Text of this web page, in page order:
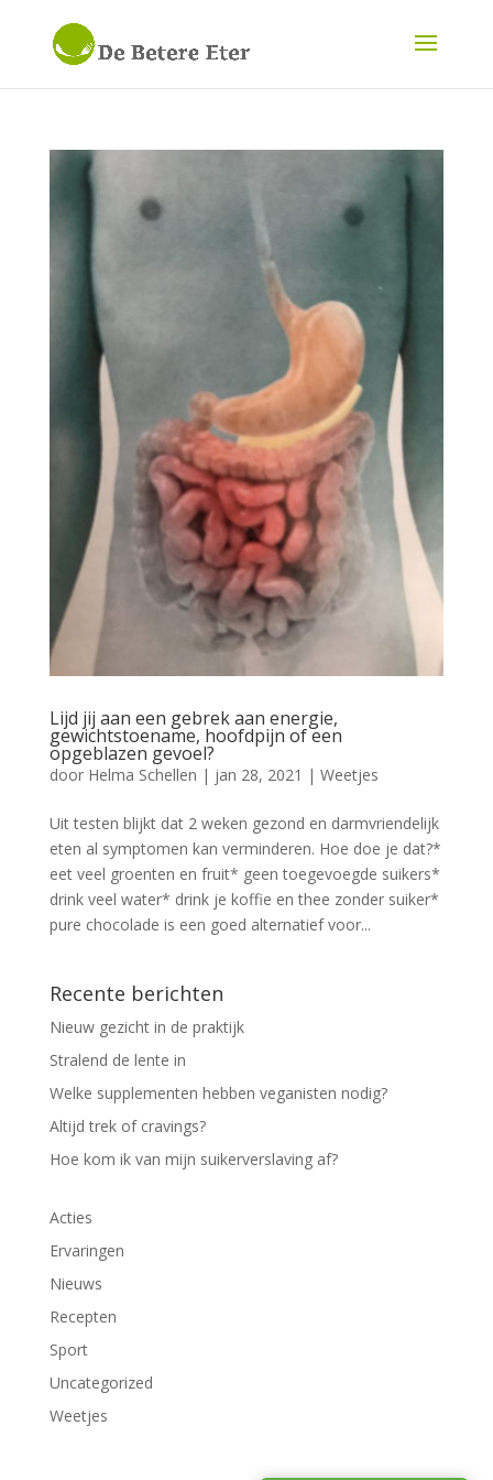
Lijd jij aan een gebrek aan energie,
gewichtstoename, hoofdpijn of een
opgeblazen gevoel?
door Helma Schellen | jan 28, 2021 | Weetjes
Uit testen blijkt dat 2 weken gezond en darmvriendelijk
eten al symptomen kan verminderen. Hoe doe je dat?*
eet veel groenten en fruit* geen toegevoegde suikers*
drink veel water* drink je koffie en thee zonder suiker*
pure chocolade is een goed alternatief voor...
Recente berichten
Nieuw gezicht in de praktijk
Stralend de lente in
Welke supplementen hebben veganisten nodig?
Altijd trek of cravings?
Hoe kom ik van mijn suikerverslaving af?
Acties
Ervaringen
Nieuws
Recepten
Sport
Uncategorized
Weetjes